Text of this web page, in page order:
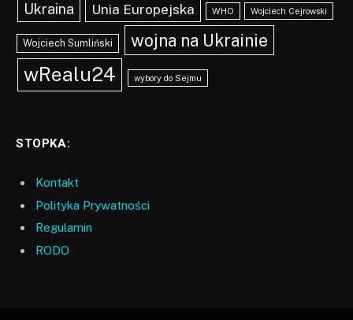
Ukraina Unia Europejska WHO Wojciech Cejrowski
Wojciech Sumliński wojna na Ukrainie
wRealu24 wybory do Sejmu
STOPKA:
Kontakt
Polityka Prywatności
Regulamin
RODO